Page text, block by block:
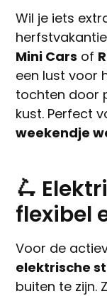
Wil je iets
Mini Cars of
een lust voor
tochten door
kust. Perfect
weekendje
🛴
flexibel
Voor de
elektrische
buiten te zijn.